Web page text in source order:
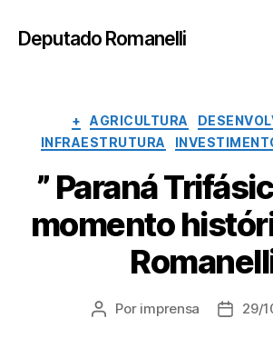
Deputado Romanelli
+ AGRICULTURA
INFRAESTRUTURA
” Paraná
momento
Autor
Por imprensa
Data29/